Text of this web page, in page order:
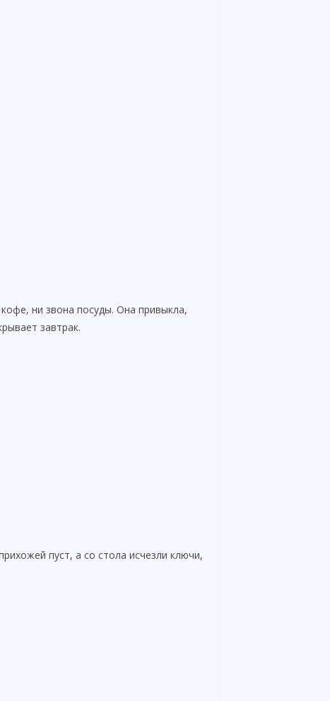
ни звона посуды. Она привыкла,
завтрак.
пуст, а со стола исчезли ключи,